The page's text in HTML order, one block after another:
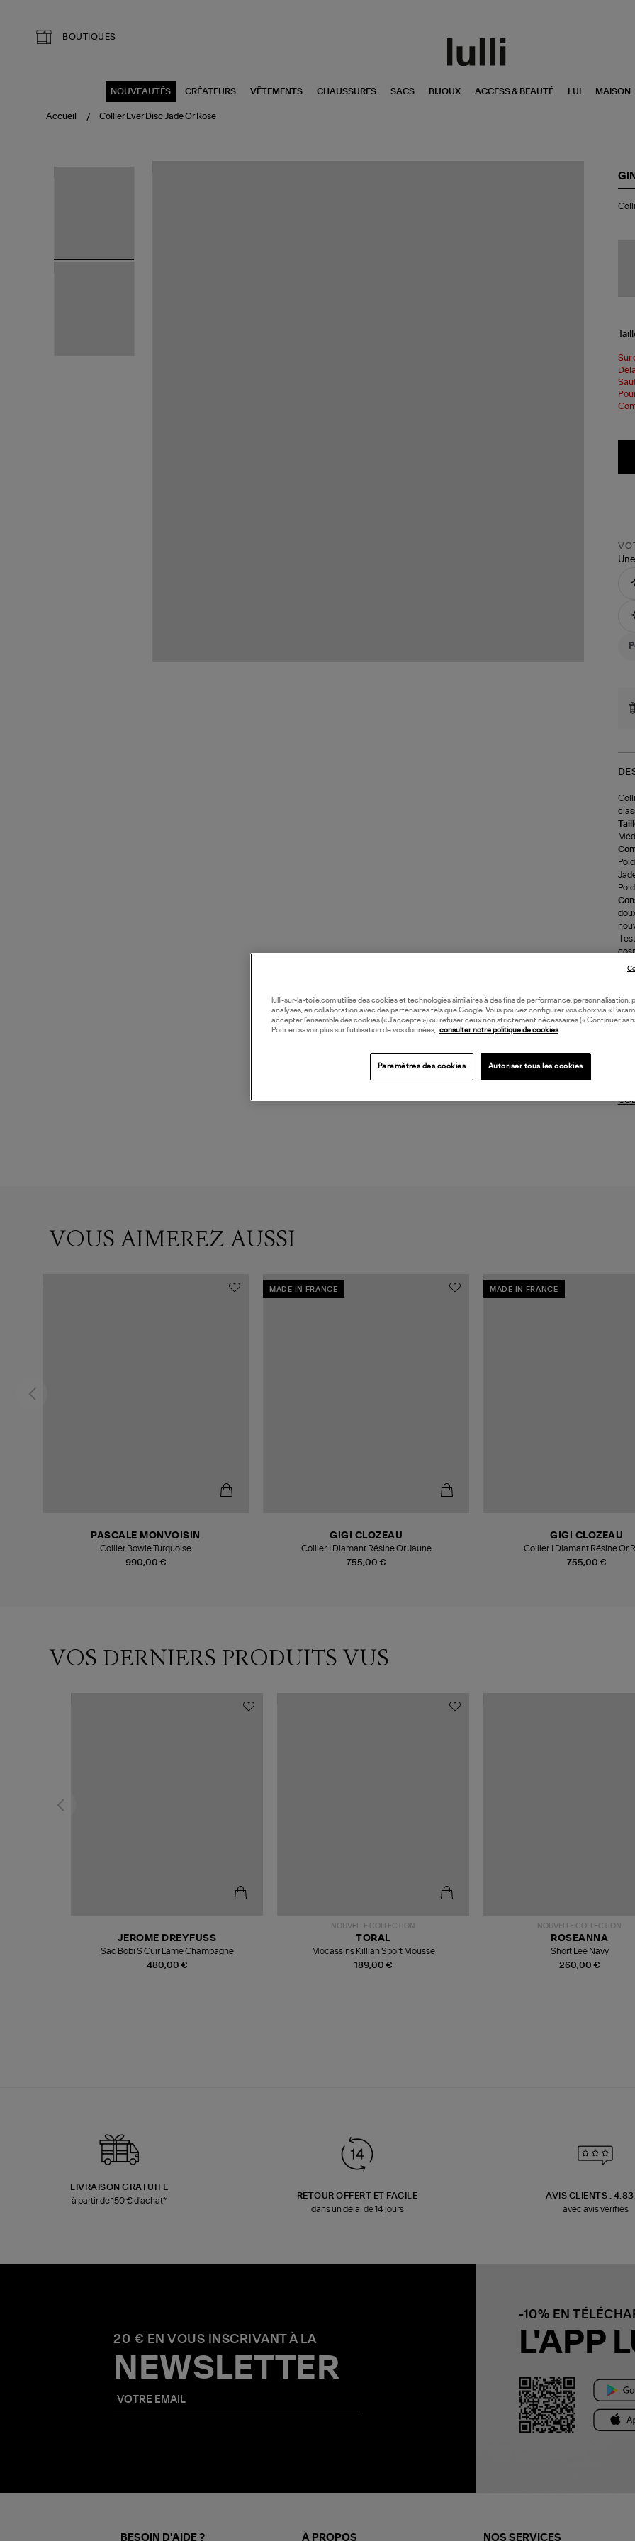
BOUTIQUES
NOUVEAUTÉS CRÉATEURS VÊTEMENTS CHAUSSURES SACS BIJOUX ACCESS & BEAUTÉ LUI MAISON
Accueil Collier Ever Disc Jade Or Rose
Sur
Il
VOUS AIMEREZ AUSSI
990,00 €
PASCALE MONVOISIN
Collier Bowie Turquoise
MADE IN FRANCE
755,00 €
GIGI CLOZEAU
Collier 1 Diamant Résine Or Jaune
MADE IN FRANCE
755,00 €
GIGI CLOZEAU
Collier 1 Diamant Résine Or
VOS DERNIERS PRODUITS VUS
480,00 €
JEROME DREYFUSS
Sac Bobi S Cuir Lamé Champagne
NOUVELLE COLLECTION
189,00 €
TORAL
Mocassins Killian Sport Mousse
NOUVELLE COLLECTION
260,00 €
ROSEANNA
Short Lee Navy
LIVRAISON GRATUITE
à partir de 150 € d'achat*
RETOUR OFFERT ET FACILE
dans un délai de 14 jours
AVIS CLIENTS :
avec avis vérifiés
20 € EN VOUS INSCRIVANT À LA
NEWSLETTER
-10% EN
L'APP
BESOIN D'AIDE ? À PROPOS NOS SERVICES
lulli-sur-la-toile.com utilise des cookies et technologies similaires à des fins de performance, personnalisation,
analyses, en collaboration avec des partenaires tels que Google. Vous pouvez configurer vos choix via «
accepter l’ensemble des cookies (« J’accepte ») ou refuser ceux non strictement nécessaires (« Continuer
Pour en savoir plus sur l’utilisation de vos données, consulter notre politique de cookies
Paramètres des cookies Autoriser tous les cookies